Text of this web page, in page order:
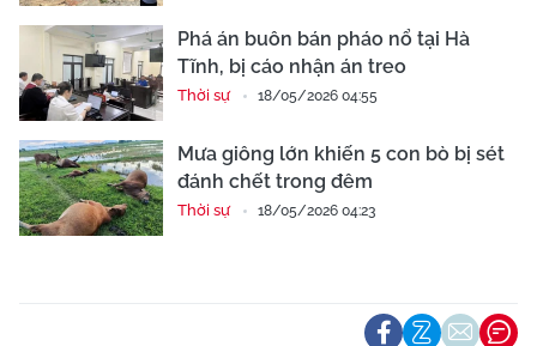
Phá án buôn bán pháo nổ tại Hà
Tĩnh, bị cáo nhận án treo
Thời sự 18/05/2026 04:55
Mưa giông lớn khiến 5 con bò bị sét
đánh chết trong đêm
Thời sự 18/05/2026 04:23